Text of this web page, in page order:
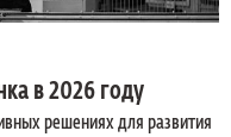
в 2026 году
решениях для развития